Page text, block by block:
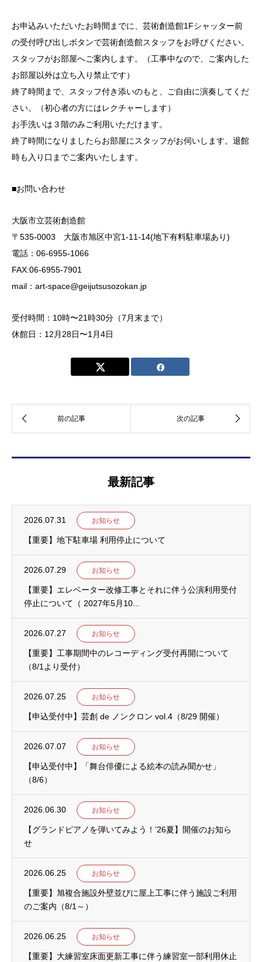
お申込みいただいたお時間までに、芸術創造館1Fシャッター前
の受付呼び出しボタンで芸術創造館スタッフをお呼びください。
スタッフがお部屋へご案内します。（工事中なので、ご案内した
お部屋以外は立ち入り禁止です）
終了時間まで、スタッフ付き添いのもと、ご自由に演奏してくだ
さい。（初心者の方にはレクチャーします）
お手洗いは３階のみご利用いただけます。
終了時間になりましたらお部屋にスタッフがお伺いします。退館
時も入り口までご案内いたします。
■お問い合わせ
大阪市立芸術創造館
〒535-0003 大阪市旭区中宮1-11-14(地下有料駐車場あり)
電話：06-6955-1066
FAX:06-6955-7901
mail：art-space@geijutsusozokan.jp
受付時間：10時〜21時30分（7月末まで）
休館日：12月28日〜1月4日
最新記事
2026.07.31 お知らせ
【重要】地下駐車場 利用停止について
2026.07.29 お知らせ
【重要】エレベーター改修工事とそれに伴う公演利用受付
停止について（ 2027年5月10...
2026.07.27 お知らせ
【重要】工事期間中のレコーディング受付再開について
（8/1より受付）
2026.07.25 お知らせ
【申込受付中】芸創 de ノンクロン vol.4（8/29 開催）
2026.07.07 お知らせ
【申込受付中】「舞台俳優による絵本の読み聞かせ」
（8/6）
2026.06.30 お知らせ
【グランドピアノを弾いてみよう！’26夏】開催のお知ら
せ
2026.06.25 お知らせ
【重要】旭複合施設外壁並びに屋上工事に伴う施設ご利用
のご案内（8/1～）
2026.06.25 お知らせ
【重要】大練習室床面更新工事に伴う練習室一部利用休止